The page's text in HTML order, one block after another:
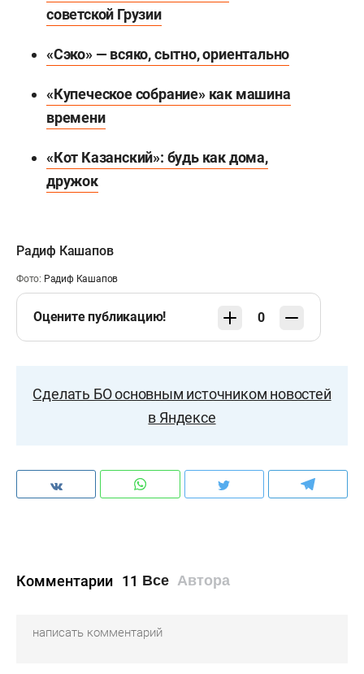
советской Грузии
«Сэко» — всяко, сытно, ориентально
«Купеческое собрание» как машина
времени
«Кот Казанский»: будь как дома,
дружок
Радиф Кашапов
Фото: Радиф Кашапов
Оцените публикацию! 0
Сделать БО основным источником новостей
в Яндексе
Комментарии 11 Все Автора